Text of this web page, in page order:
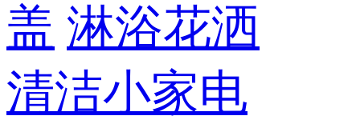
盖 淋浴花洒
清洁小家电